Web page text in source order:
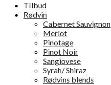
TIlbud
Rødvin
Cabernet Sauvignon
Merlot
Pinotage
Pinot Noir
Sangiovese
Syrah/ Shiraz
Rødvins blends